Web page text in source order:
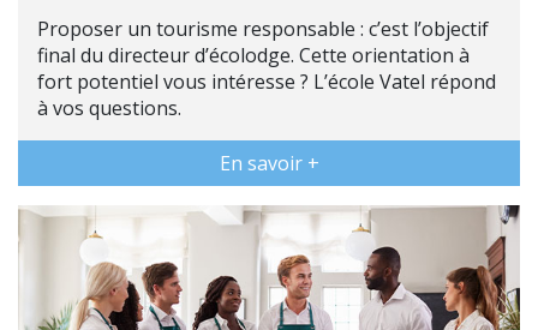
Proposer un tourisme responsable : c’est l’objectif
final du directeur d’écolodge. Cette orientation à
fort potentiel vous intéresse ? L’école Vatel répond
à vos questions.
En savoir +